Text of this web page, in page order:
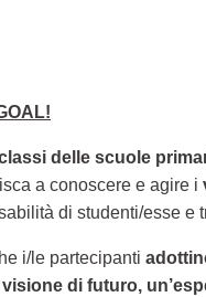
delle scuole
a conoscere e agire i
di studenti/esse e
i/le partecipanti
di futuro,